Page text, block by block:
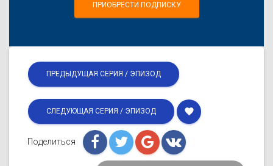
ПРИОБРЕСТИ ПОДПИСКУ
ПРЕДЫДУЩАЯ СЕРИЯ / ЭПИЗОД
СЛЕДУЮЩАЯ СЕРИЯ / ЭПИЗОД favorite
Поделиться